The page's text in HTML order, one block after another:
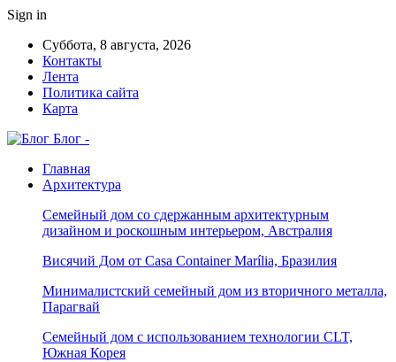
Sign in
Суббота, 8 августа, 2026
Контакты
Лента
Политика сайта
Карта
Блог -
Главная
Архитектура
Семейный дом со сдержанным архитектурным
дизайном и роскошным интерьером, Австралия
Висячий Дом от Casa Container Marília, Бразилия
Минималистский семейный дом из вторичного металла,
Парагвай
Семейный дом с использованием технологии CLT,
Южная Корея